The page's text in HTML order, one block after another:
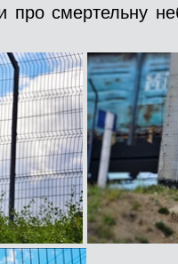
про смертельну